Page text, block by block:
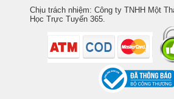
Chịu trách nhiệm: Công ty TNHH Một
Học Trực Tuyến 365.